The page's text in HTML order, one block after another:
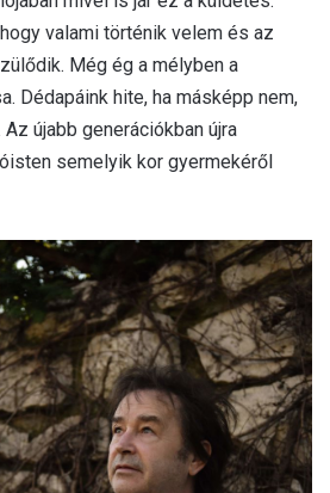
valami történik velem és az
Még ég a mélyben a
Dédapáink hite, ha másképp nem,
újabb generációkban újra
semelyik kor gyermekéről